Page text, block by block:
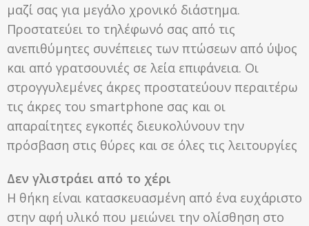
μαζί σας για μεγάλο χρονικό διάστημα.
Προστατεύει το τηλέφωνό σας από τις
ανεπιθύμητες συνέπειες των πτώσεων από ύψος
και από γρατσουνιές σε λεία επιφάνεια. Οι
στρογγυλεμένες άκρες προστατεύουν περαιτέρω
τις άκρες του smartphone σας και οι
απαραίτητες εγκοπές διευκολύνουν την
πρόσβαση στις θύρες και σε όλες τις λειτουργίες
Δεν γλιστράει από το χέρι
Η θήκη είναι κατασκευασμένη από ένα ευχάριστο
στην αφή υλικό που μειώνει την ολίσθηση στο